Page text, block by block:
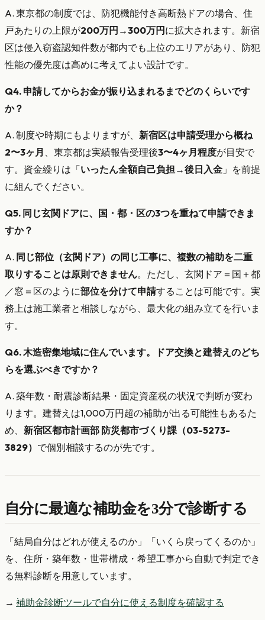
A. 東京都の制度では、防犯機能付き高断熱ドアの場合、住
戸あたりの上限が200万円→300万円に拡大されます。新宿
区は侵入窃盗認知件数が都内でも上位のエリアがあり、防犯
性能の優先度は高めに考えてよい設計です。
Q4. 申請してからお金が振り込まれるまでどのくらいです
か？
A. 制度や時期にもよりますが、 新宿区は申請受理から概ね
2〜3ヶ月
、東京都は実績報告受理後3〜4ヶ月程度が目安で
す。資金繰りは「いったん全額自己負担→後日入金 」を前提
に組んでください。
Q5. 同じ玄関ドアに、国・都・区の3つを重ねて申請できま
すか？
A. 同じ部位（玄関ドア）の同じ工事に、複数の補助を二重
取りすることは原則できません。ただし、玄関ドア＝国＋都
／窓＝区のように部位を分けて申請することは可能です。実
務上は施工業者と相談しながら、最大化の組み立てを行いま
す。
Q6. 木造密集地域に住んでいます。ドア交換と建替えのどち
らを選ぶべきですか？
A. 築年数・耐震診断結果・固定資産税の状況で判断が変わ
ります。建替えは1,000万円超の補助が出る可能性もあるた
め、 新宿区都市計画部 防災都市づくり課（03-5273-
3829） で個別相談するのが先です。
自分に最適な補助金を3分で診断する
「結局自分はどれが使えるのか」「いくら戻ってくるのか」
を、住所・築年数・世帯構成・希望工事から自動で判定でき
る無料診断を用意しています。
→ 補助金診断ツールで自分に使える制度を確認する